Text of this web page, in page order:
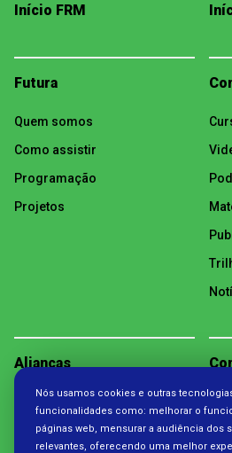
Início FRM
Futura
Quem somos
Como assistir
Programação
Projetos
Alianças
Nós usamos cookies e outras
funcionalidades como: melhorar o
páginas web, mensurar a audiência dos
relevantes, oferecendo uma melhor